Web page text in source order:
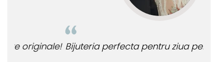
Bijuteria perfecta pentru ziua perfecta!